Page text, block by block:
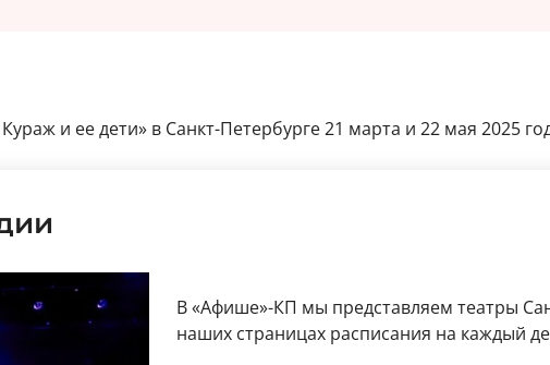
и ее дети» в Санкт-Петербурге 21 марта и 22 мая 2025
В «Афише»-КП мы представляем театры
наших страницах расписания на каждый